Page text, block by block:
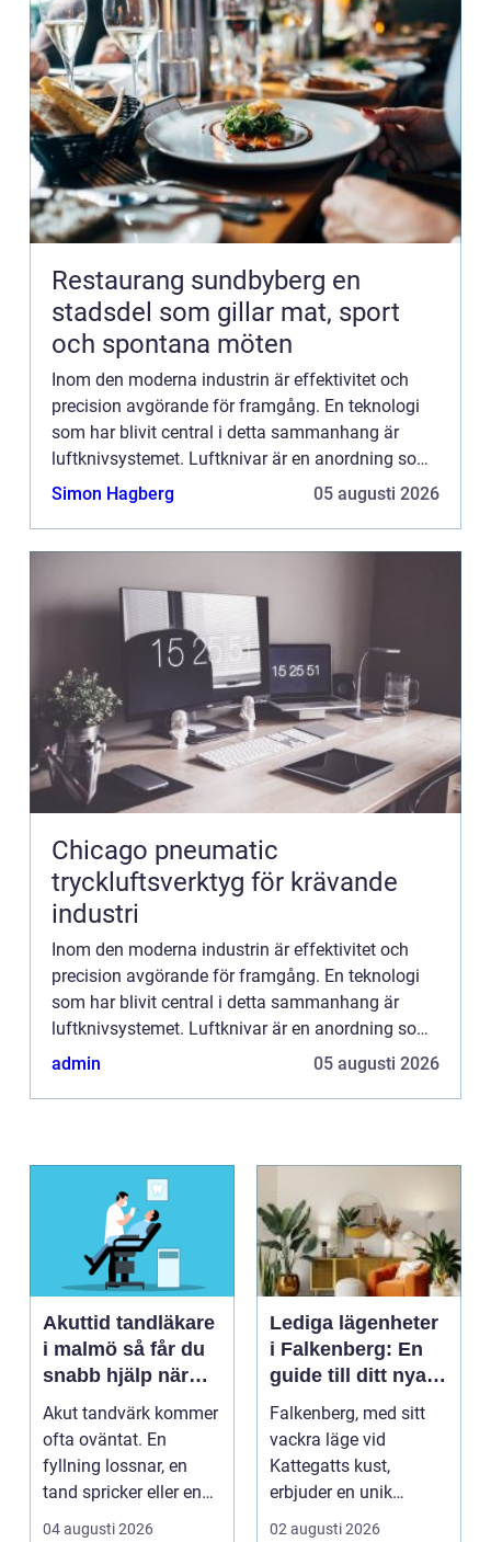
Restaurang sundbyberg en
stadsdel som gillar mat, sport
och spontana möten
Inom den moderna industrin är effektivitet och
precision avgörande för framgång. En teknologi
som har blivit central i detta sammanhang är
luftknivsystemet. Luftknivar är en anordning som
används för torkning,...
Simon Hagberg 05 augusti 2026
Chicago pneumatic
tryckluftsverktyg för krävande
industri
Inom den moderna industrin är effektivitet och
precision avgörande för framgång. En teknologi
som har blivit central i detta sammanhang är
luftknivsystemet. Luftknivar är en anordning som
används för torkning,...
admin 05 augusti 2026
Akuttid tandläkare
i malmö så får du
snabb hjälp när
tanden gör ont
Akut tandvärk kommer
ofta oväntat. En
fyllning lossnar, en
tand spricker eller en
visdomstand svulln...
04 augusti 2026
Lediga lägenheter
i Falkenberg: En
guide till ditt nya
hem
Falkenberg, med sitt
vackra läge vid
Kattegatts kust,
erbjuder en unik
livsupplevelse för ...
02 augusti 2026